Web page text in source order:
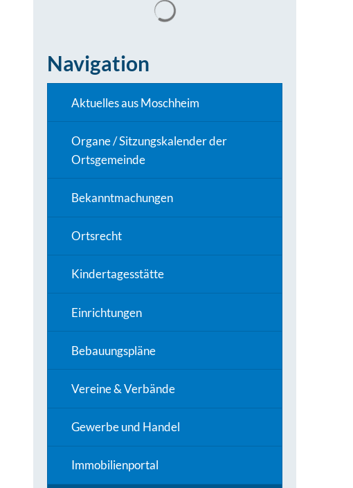
Navigation
Aktuelles aus Moschheim
Organe / Sitzungskalender der
Ortsgemeinde
Bekanntmachungen
Ortsrecht
Kindertagesstätte
Einrichtungen
Bebauungspläne
Vereine & Verbände
Gewerbe und Handel
Immobilienportal